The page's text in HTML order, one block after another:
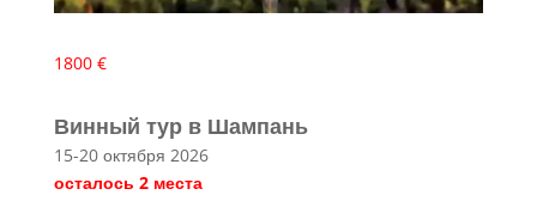
1800 €
Винный тур в Шампань
15-20 октября 2026
осталось 2 места